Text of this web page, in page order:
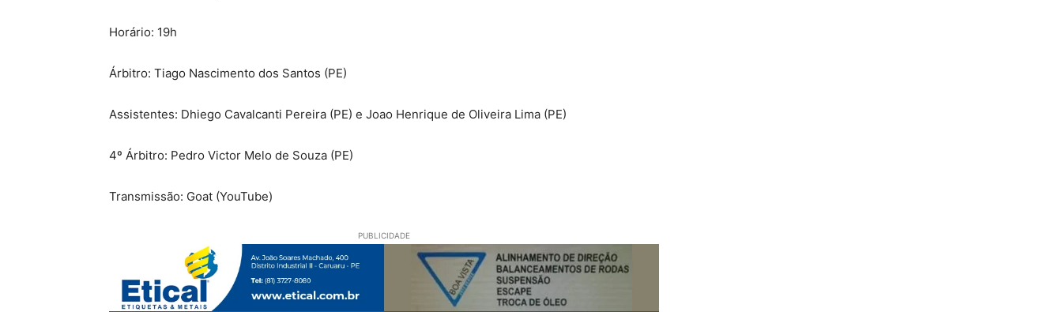
Horário: 19h
Árbitro: Tiago Nascimento dos Santos (PE)
Assistentes: Dhiego Cavalcanti Pereira (PE) e Joao Henrique de Oliveira Lima (PE)
4º Árbitro: Pedro Victor Melo de Souza (PE)
Transmissão: Goat (YouTube)
PUBLICIDADE